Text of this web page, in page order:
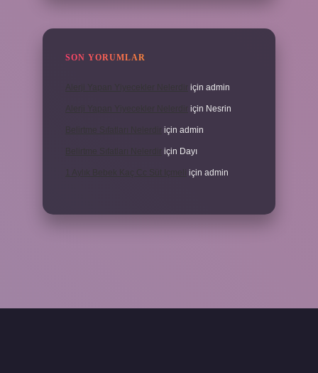
SON YORUMLAR
için admin
Alerji Yapan Yiyecekler Nelerdir için Nesrin
için admin
Belirtme Sıfatları Nelerdir için Dayı
1 Aylık Bebek Kaç Cc Süt Içmeli için admin